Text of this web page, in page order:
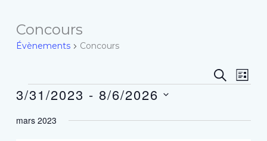
Concours
Évènements Concours
Recherche
et
vues
de
Évènements
3/31/2023 - 8/6/2026
une
mars 2023